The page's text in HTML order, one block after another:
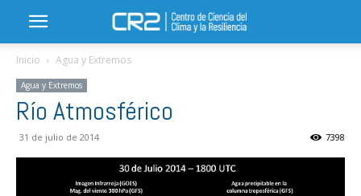
Inicio Agua y Extremos
Agua y Extremos
Río Atmosférico
31 de julio de 2014 7398